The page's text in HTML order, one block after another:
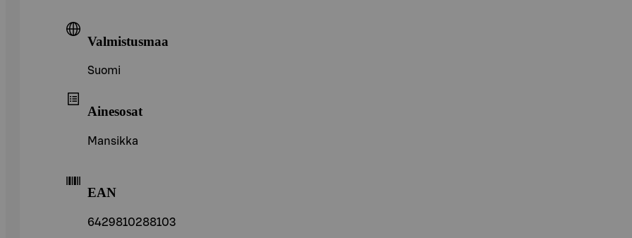
Valmistusmaa
Suomi
Ainesosat
Mansikka
EAN
6429810288103